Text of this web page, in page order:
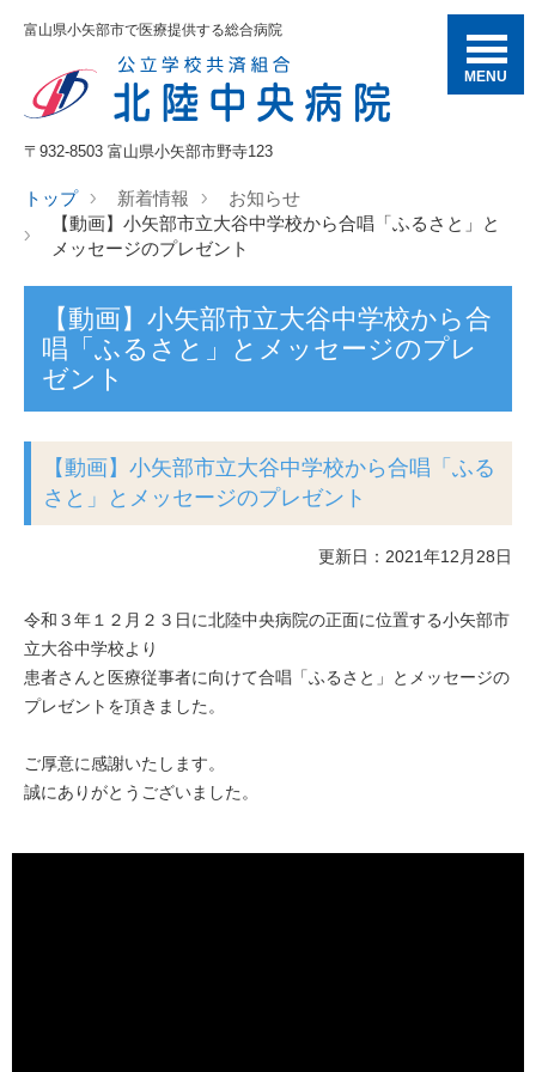
富山県小矢部市で医療提供する総合病院
MENU
〒932-8503 富山県小矢部市野寺123
トップ 新着情報
お知らせ
【動画】小矢部市立大谷中学校から合唱「ふるさと」と
メッセージのプレゼント
【動画】小矢部市立大谷中学校から合
唱「ふるさと」とメッセージのプレ
ゼント
【動画】小矢部市立大谷中学校から合唱「ふる
さと」とメッセージのプレゼント
更新日：2021年12月28日
令和３年１２月２３日に北陸中央病院の正面に位置する小矢部市
立大谷中学校より
患者さんと医療従事者に向けて合唱「ふるさと」とメッセージの
プレゼントを頂きました。
ご厚意に感謝いたします。
誠にありがとうございました。